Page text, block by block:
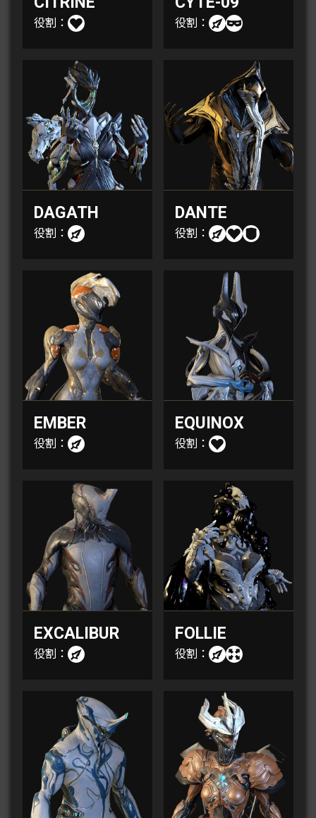
役割： 役割：
DAGATH
役割：
DANTE
役割：
EMBER
役割：
EQUINOX
役割：
EXCALIBUR
役割：
FOLLIE
役割：